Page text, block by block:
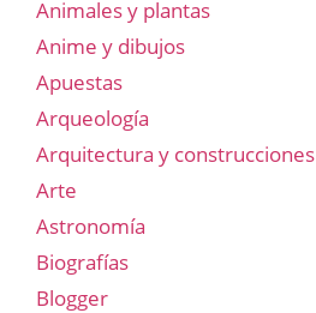
Animales y plantas
Anime y dibujos
Apuestas
Arqueología
Arquitectura y construcciones
Arte
Astronomía
Biografías
Blogger